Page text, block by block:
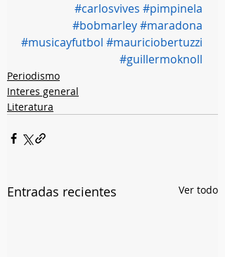
#carlosvives #pimpinela
#bobmarley#maradona
#musicayfutbol #mauriciobertuzzi
#guillermoknoll
Periodismo
Interes general
Literatura
Entradas recientes Ver todo